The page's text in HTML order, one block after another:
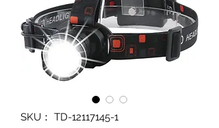
SKU： TD-12117145-1